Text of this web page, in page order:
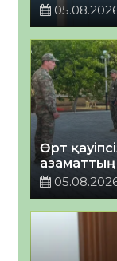
Өрт
азаматтың